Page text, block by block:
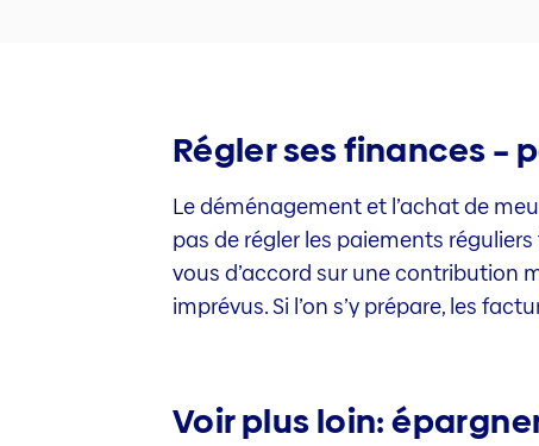
Régler ses finances –
Le déménagement et l’achat de
pas de régler les paiements
vous d’accord sur une contribution
imprévus. Si l’on s’y prépare, les
Voir plus loin: